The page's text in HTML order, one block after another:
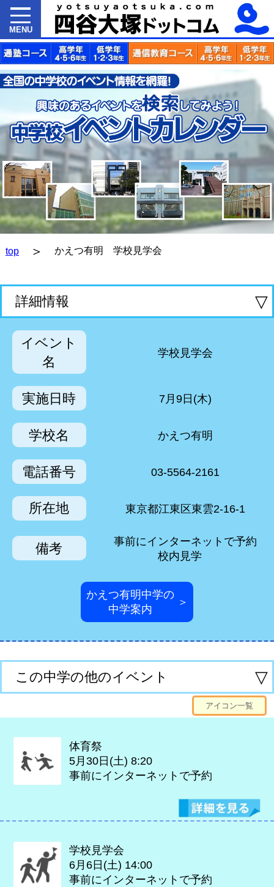
MENU
top ＞ かえつ有明 学校見学会
詳細情報 ▽
イベント
名
学校見学会
実施日時 7月9日(木)
学校名 かえつ有明
電話番号 03-5564-2161
所在地 東京都江東区東雲2-16-1
備考
事前にインターネットで予約
校内見学
かえつ有明中学の
中学案内
＞
この中学の他のイベント ▽
アイコン一覧
体育祭
5月30日(土)8:20
事前にインターネットで予約
学校見学会
6月6日(土) 14:00
事前にインターネットで予約